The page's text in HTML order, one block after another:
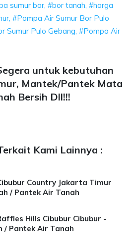
sumur bor, #bor tanah, #harga
#Pompa Air Sumur Bor Pulo
Sumur Pulo Gebang, #Pompa Air
untuk kebutuhan
Mantek/Pantek Mata
Bersih Dll!!!
Kami Lainnya :
Country Jakarta Timur
/ Pantek Air Tanah
Hills Cibubur Cibubur -
/ Pantek Air Tanah